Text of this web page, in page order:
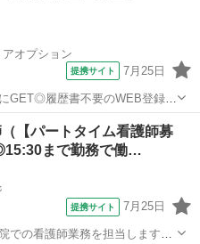
オプション
提携サイト 7月25日
GET◎履歴書不要のWEB登録
円！一武周辺！20代～40代の
【パートタイム看護師募
まで勤務で働…
提携サイト 7月25日
での看護師業務を担当します。